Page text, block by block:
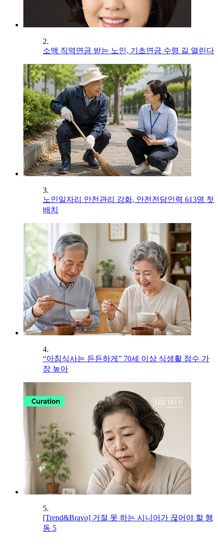
2.
소액 직역연금 받는 노인, 기초연금 수령 길 열린다
3.
노인일자리 안전관리 강화, 안전전담인력 613명 첫
배치
4.
“아침식사는 든든하게” 70세 이상 식생활 점수 가
장 높아
5.
[Trend&Bravo] 거절 못 하는 시니어가 끊어야 할 행
동 5